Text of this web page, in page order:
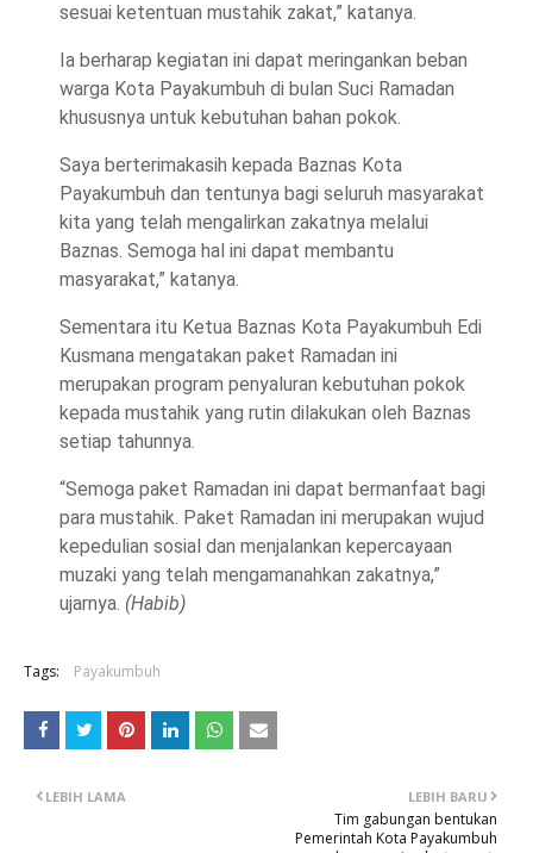
sesuai ketentuan mustahik zakat,” katanya.
Ia berharap kegiatan ini dapat meringankan beban
warga Kota Payakumbuh di bulan Suci Ramadan
khususnya untuk kebutuhan bahan pokok.
Saya berterimakasih kepada Baznas Kota
Payakumbuh dan tentunya bagi seluruh masyarakat
kita yang telah mengalirkan zakatnya melalui
Baznas. Semoga hal ini dapat membantu
masyarakat,” katanya.
Sementara itu Ketua Baznas Kota Payakumbuh Edi
Kusmana mengatakan paket Ramadan ini
merupakan program penyaluran kebutuhan pokok
kepada mustahik yang rutin dilakukan oleh Baznas
setiap tahunnya.
“Semoga paket Ramadan ini dapat bermanfaat bagi
para mustahik. Paket Ramadan ini merupakan wujud
kepedulian sosial dan menjalankan kepercayaan
muzaki yang telah mengamanahkan zakatnya,”
ujarnya. (Habib)
Tags: Payakumbuh
LEBIH BARU
Tim gabungan bentukan
Pemerintah Kota Payakumbuh
LEBIH LAMA